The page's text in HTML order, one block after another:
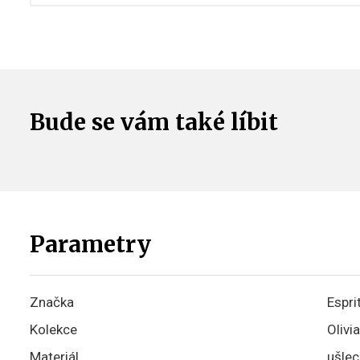
Bude se vám také líbit
Parametry
Značka
Kolekce
Olivia
Materiál